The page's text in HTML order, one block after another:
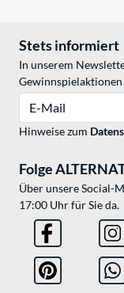
Stets informiert
In unserem
Gewinnspielaktionen
Hinweise zum
Folge
Über unsere Social-
17:00 Uhr für Sie da.